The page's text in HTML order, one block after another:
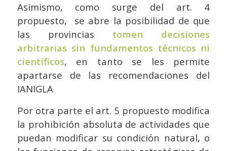
Asimismo, como surge del art. 4
propuesto, se abre la posibilidad de que
las provincias tomen decisiones
arbitrarias sin fundamentos técnicos ni
científicos, en tanto se les permite
apartarse de las recomendaciones del
IANIGLA
Por otra parte el art. 5 propuesto modifica
la prohibición absoluta de actividades que
puedan modificar su condición natural, o